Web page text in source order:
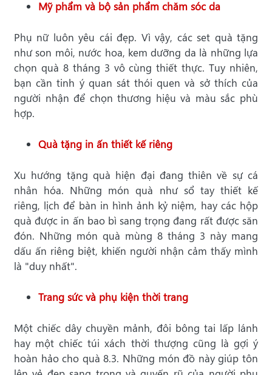
Mỹ phẩm và bộ sản phẩm chăm sóc da
Phụ nữ luôn yêu cái đẹp. Vì vậy, các set quà tặng
như son môi, nước hoa, kem dưỡng da là những lựa
chọn quà 8 tháng 3 vô cùng thiết thực. Tuy nhiên,
bạn cần tinh ý quan sát thói quen và sở thích của
người nhận để chọn thương hiệu và màu sắc phù
hợp.
Quà tặng in ấn thiết kế riêng
Xu hướng tặng quà hiện đại đang thiên về sự cá
nhân hóa. Những món quà như sổ tay thiết kế
riêng, lịch để bàn in hình ảnh kỷ niệm, hay các hộp
quà được in ấn bao bì sang trọng đang rất được săn
đón. Những món quà mùng 8 tháng 3 này mang
dấu ấn riêng biệt, khiến người nhận cảm thấy mình
là "duy nhất".
Trang sức và phụ kiện thời trang
Một chiếc dây chuyền mảnh, đôi bông tai lấp lánh
hay một chiếc túi xách thời thượng cũng là gợi ý
hoàn hảo cho quà 8.3. Những món đồ này giúp tôn